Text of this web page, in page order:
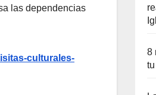
las dependencias
culturales-
8